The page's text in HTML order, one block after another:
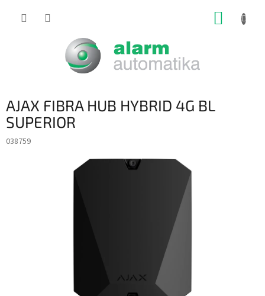
AJAX FIBRA HUB HYBRID 4G BL
SUPERIOR
038759